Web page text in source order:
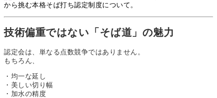
技術偏重ではない「そば道」の魅力
認定会は、単なる点数競争ではありません。
もちろん、
・均一な延し
・美しい切り幅
・加水の精度